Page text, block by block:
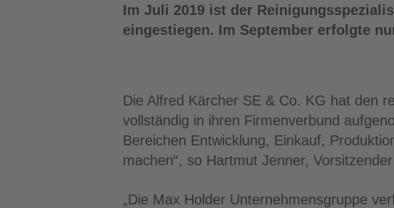
Im Juli 2019 ist der
eingestiegen. Im September erfolgte
Die Alfred Kärcher SE & Co. KG hat den
vollständig in ihren Firmenverbund
Bereichen Entwicklung, Einkauf,
machen“, so Hartmut Jenner,
„Die Max Holder Unternehmensgruppe